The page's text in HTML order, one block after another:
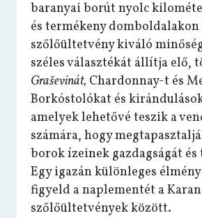
baranyai borút nyolc
és termékeny
szőlőültetvény kiváló
széles választékát állítja elő,
Graševinát, Chardonnay-t és
Borkóstolókat és
amelyek lehetővé teszik a
számára, hogy
borok ízeinek gazdagságát
Egy igazán különleges
figyeld a naplementét a
szőlőültetvények között.